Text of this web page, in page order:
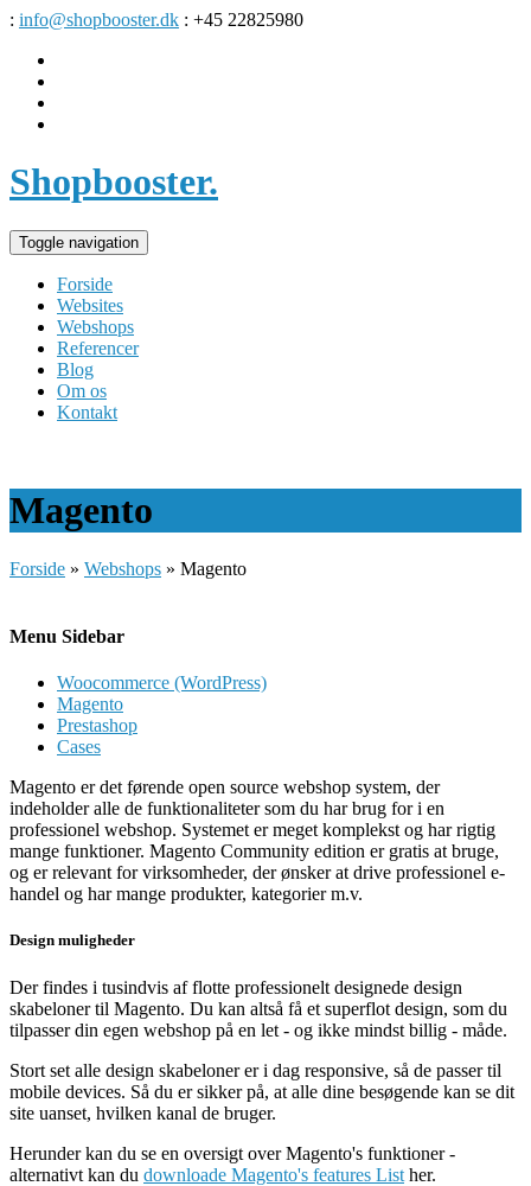
: info@shopbooster.dk : +45 22825980
Shopbooster.
Toggle navigation
Forside
Websites
Webshops
Referencer
Blog
Om os
Kontakt
Magento
Forside » Webshops » Magento
Menu Sidebar
Woocommerce (WordPress)
Magento
Prestashop
Cases
Magento er det førende open source webshop system, der
indeholder alle de funktionaliteter som du har brug for i en
professionel webshop. Systemet er meget komplekst og har rigtig
mange funktioner. Magento Community edition er gratis at bruge,
og er relevant for virksomheder, der ønsker at drive professionel e-
handel og har mange produkter, kategorier m.v.
Design muligheder
Der findes i tusindvis af flotte professionelt designede design
skabeloner til Magento. Du kan altså få et superflot design, som du
tilpasser din egen webshop på en let - og ikke mindst billig - måde.
Stort set alle design skabeloner er i dag responsive, så de passer til
mobile devices. Så du er sikker på, at alle dine besøgende kan se dit
site uanset, hvilken kanal de bruger.
Herunder kan du se en oversigt over Magento's funktioner -
alternativt kan du downloade Magento's features List her.